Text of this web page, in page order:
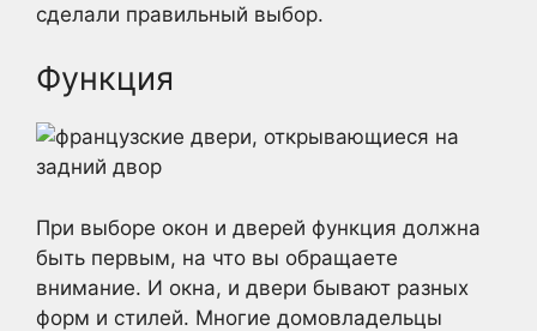
сделали правильный выбор.
Функция
При выборе окон и дверей функция должна
быть первым, на что вы обращаете
внимание. И окна, и двери бывают разных
форм и стилей. Многие домовладельцы